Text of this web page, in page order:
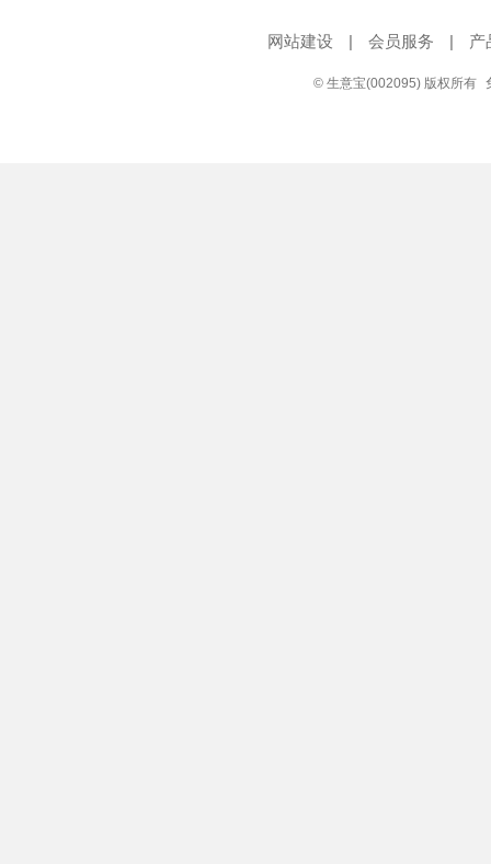
网站建设 | 会员服务 | 产
© 生意宝(002095) 版权所有